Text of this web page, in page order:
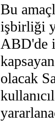
Bu
işbirliği
ABD'de
olacak